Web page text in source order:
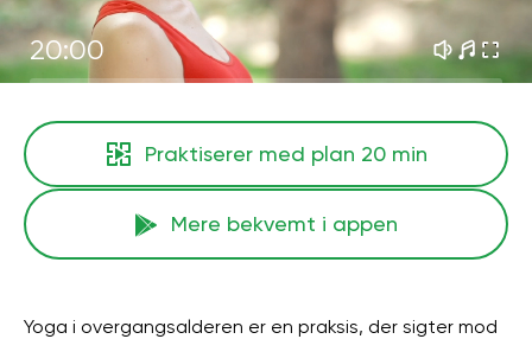
20:00
Praktiserer med plan 20 min
Mere bekvemt i appen
Yoga i overgangsalderen er en praksis, der sigter mod